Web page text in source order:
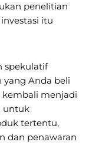
penelitian
itu
spekulatif
yang Anda beli
kembali menjadi
untuk
tertentu,
dan penawaran